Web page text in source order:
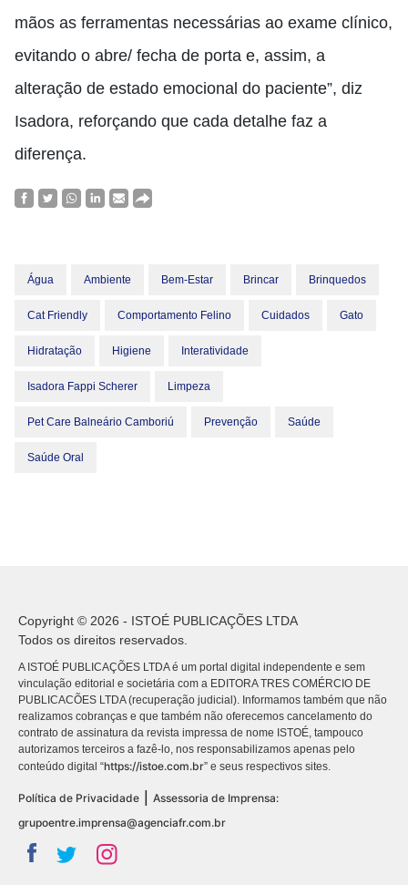
mãos as ferramentas necessárias ao exame clínico,
evitando o abre/ fecha de porta e, assim, a
alteração de estado emocional do paciente”, diz
Isadora, reforçando que cada detalhe faz a
diferença.
Água Ambiente Bem-Estar Brincar Brinquedos
Cat Friendly Comportamento Felino Cuidados Gato
Hidratação Higiene Interatividade
Isadora Fappi Scherer Limpeza
Pet Care Balneário Camboriú Prevenção Saúde
Saúde Oral
Copyright © 2026 - ISTOÉ PUBLICAÇÕES LTDA
Todos os direitos reservados.
A ISTOÉ PUBLICAÇÕES LTDA é um portal digital independente e sem
vinculação editorial e societária com a EDITORA TRES COMÉRCIO DE
PUBLICACÕES LTDA (recuperação judicial). Informamos também que não
realizamos cobranças e que também não oferecemos cancelamento do
contrato de assinatura da revista impressa de nome ISTOÉ, tampouco
autorizamos terceiros a fazê-lo, nos responsabilizamos apenas pelo
conteúdo digital “https://istoe.com.br” e seus respectivos sites.
Política de Privacidade
Assessoria de Imprensa:
grupoentre.imprensa@agenciafr.com.br